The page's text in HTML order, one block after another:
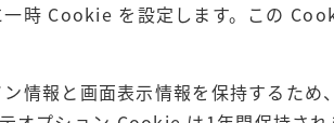
時 Cookie を設定します。この
情報と画面表示情報を保持するた